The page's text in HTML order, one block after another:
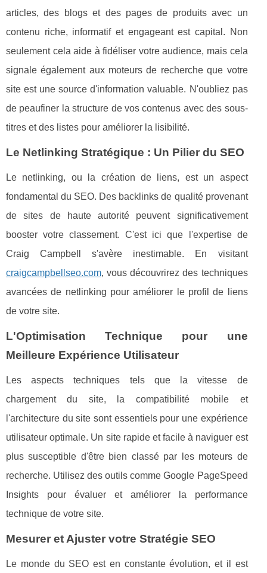
articles, des blogs et des pages de produits avec un
contenu riche, informatif et engageant est capital. Non
seulement cela aide à fidéliser votre audience, mais cela
signale également aux moteurs de recherche que votre
site est une source d'information valuable. N'oubliez pas
de peaufiner la structure de vos contenus avec des sous-
titres et des listes pour améliorer la lisibilité.
Le Netlinking Stratégique : Un Pilier du SEO
Le netlinking, ou la création de liens, est un aspect
fondamental du SEO. Des backlinks de qualité provenant
de sites de haute autorité peuvent significativement
booster votre classement. C'est ici que l'expertise de
Craig Campbell s'avère inestimable. En visitant
craigcampbellseo.com, vous découvrirez des techniques
avancées de netlinking pour améliorer le profil de liens
de votre site.
L'Optimisation Technique pour une
Meilleure Expérience Utilisateur
Les aspects techniques tels que la vitesse de
chargement du site, la compatibilité mobile et
l'architecture du site sont essentiels pour une expérience
utilisateur optimale. Un site rapide et facile à naviguer est
plus susceptible d'être bien classé par les moteurs de
recherche. Utilisez des outils comme Google PageSpeed
Insights pour évaluer et améliorer la performance
technique de votre site.
Mesurer et Ajuster votre Stratégie SEO
Le monde du SEO est en constante évolution, et il est